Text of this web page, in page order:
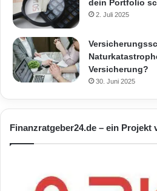
dein Portfolio
2. Juli 2025
Versicherung?
30. Juni 2025
Finanzratgeber24.de – ein Projekt